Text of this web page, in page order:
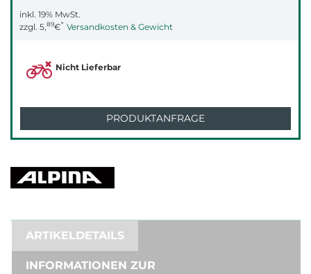
inkl. 19% MwSt.
zzgl. 5,89€* Versandkosten & Gewicht
Nicht Lieferbar
PRODUKTANFRAGE
ARTIKELDETAILS
INFORMATIONEN ZUR